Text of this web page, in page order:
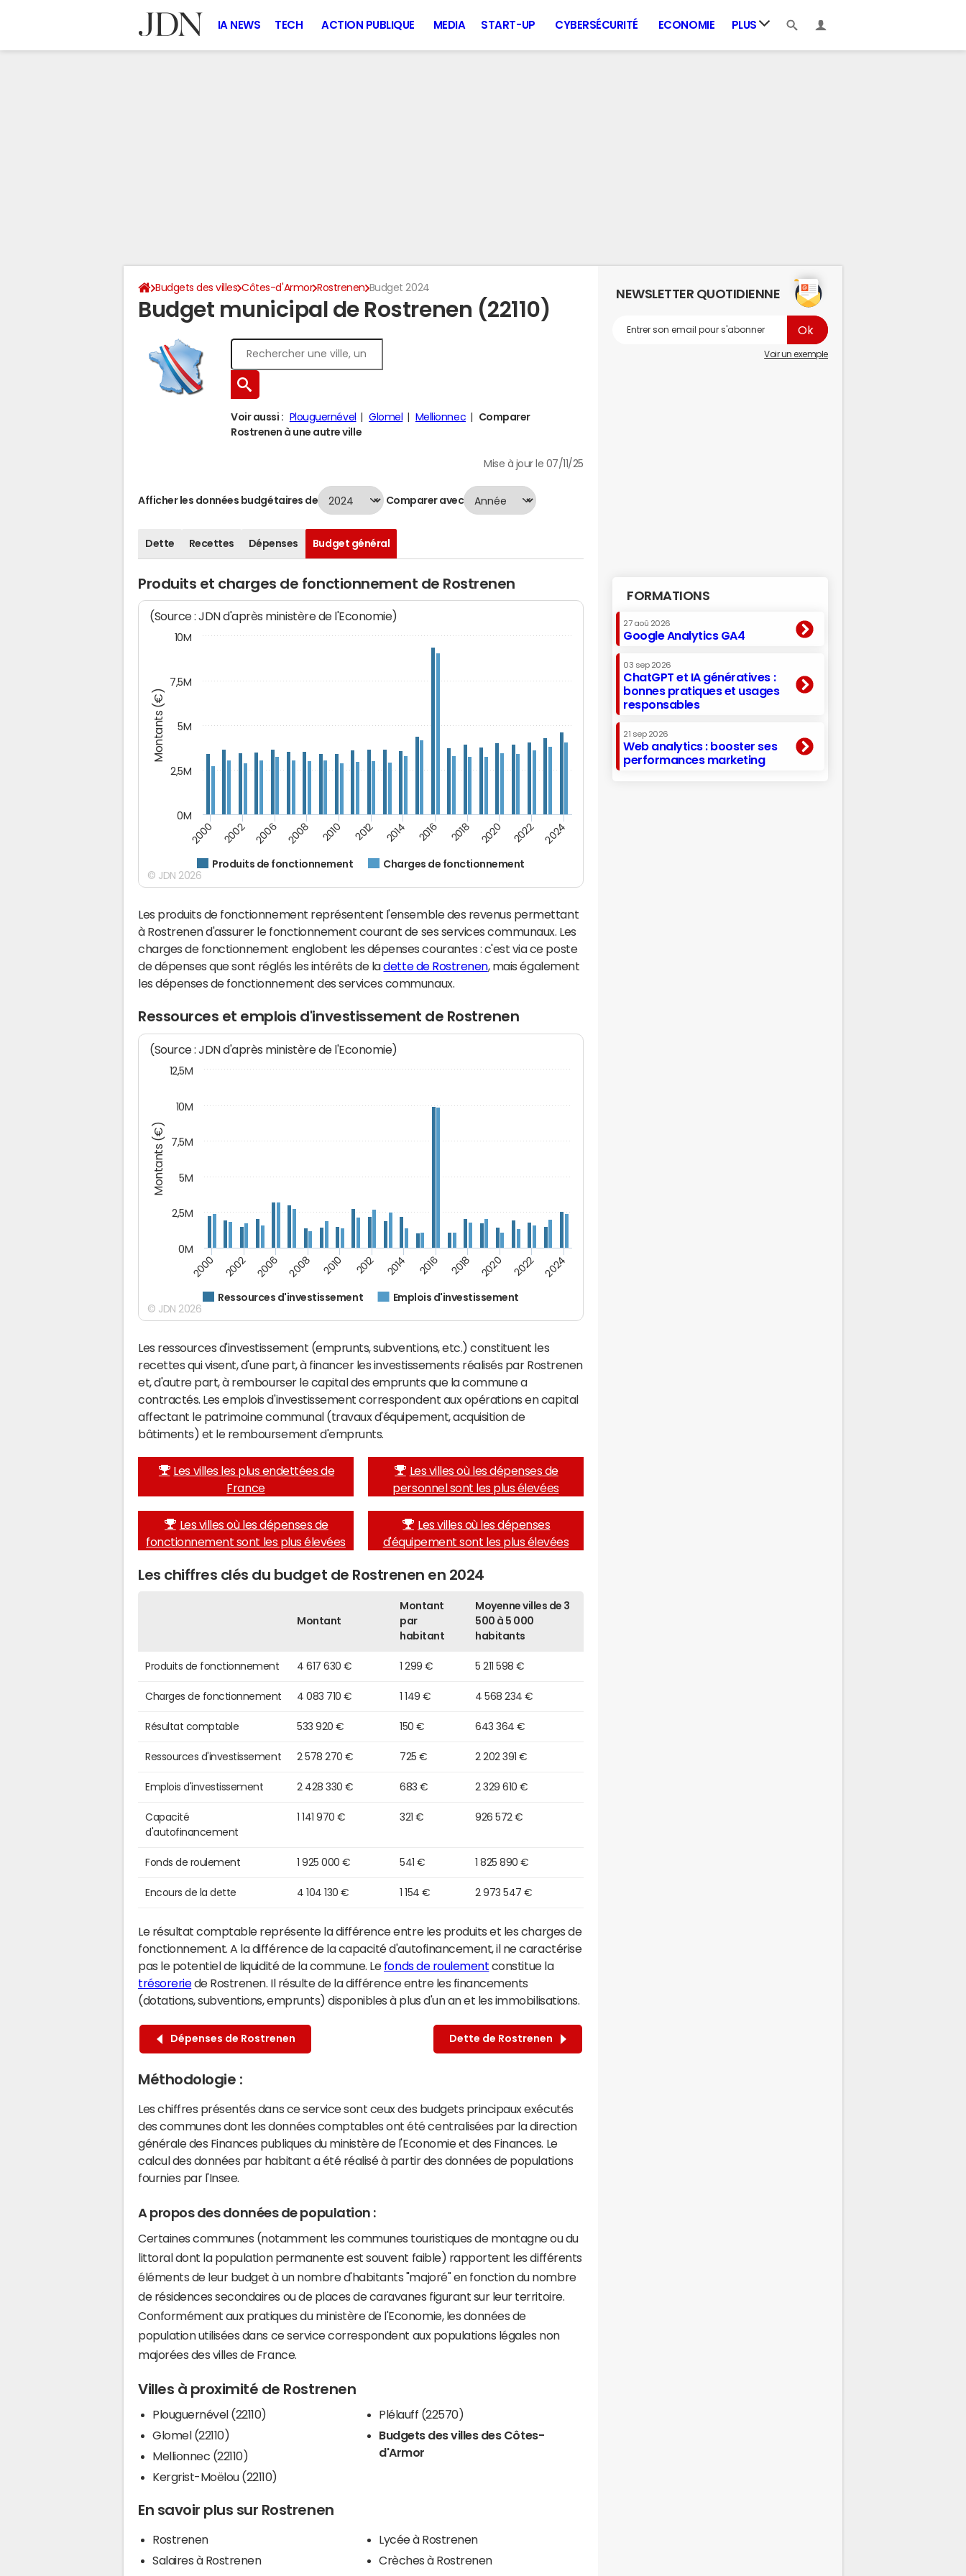
IA NEWS TECH ACTION PUBLIQUE MEDIA START-UP CYBERSÉCURITÉ ECONOMIE PLUS
Budgets des villes Côtes-d'Armor Rostrenen Budget 2024
Budget municipal de Rostrenen (22110)
Voir aussi : Plouguernével Glomel Mellionnec
Comparer
Rostrenen à une autre ville
Mise à jour le 07/11/25
Afficher les données budgétaires de Comparer avec
Dette Recettes Dépenses Budget général
Produits et charges de fonctionnement de Rostrenen
Montants (€)
(Source : JDN d'après ministère de l'Economie)
Produits de fonctionnement Charges de fonctionnement
2000 2002 2006 2008 2010 2012 2014 2016 2018 2020 2022 2024
0M
2,5M
5M
7,5M
10M
© JDN 2026
Les produits de fonctionnement représentent l'ensemble des revenus permettant
à Rostrenen d'assurer le fonctionnement courant de ses services communaux. Les
charges de fonctionnement englobent les dépenses courantes : c'est via ce poste
de dépenses que sont réglés les intérêts de ladette de Rostrenen, mais également
les dépenses de fonctionnement des services communaux.
Ressources et emplois d'investissement de Rostrenen
Montants (€)
(Source : JDN d'après ministère de l'Economie)
Ressources d'investissement Emplois d'investissement
2000 2002 2006 2008 2010 2012 2014 2016 2018 2020 2022 2024
0M
2,5M
5M
7,5M
10M
12,5M
© JDN 2026
Les ressources d'investissement (emprunts, subventions, etc.) constituent les
recettes qui visent, d'une part, à financer les investissements réalisés par Rostrenen
et, d'autre part, à rembourser le capital des emprunts que la commune a
contractés. Les emplois d'investissement correspondent aux opérations en capital
affectant le patrimoine communal (travaux d'équipement, acquisition de
bâtiments) et le remboursement d'emprunts.
Les villes les plus endettées de
France
Les villes où les dépenses de
personnel sont les plus élevées
Les villes où les dépenses de
fonctionnement sont les plus élevées
Les villes où les dépenses
d'équipement sont les plus élevées
Les chiffres clés du budget de Rostrenen en 2024
Montant
Montant
par
habitant
Moyenne villes de 3
500 à 5 000
habitants
Produits de fonctionnement 4 617 630 € 1 299 € 5 211 598 €
Charges de fonctionnement 4 083 710 € 1 149 € 4 568 234 €
Résultat comptable 533 920 € 150 € 643 364 €
Ressources d'investissement 2 578 270 € 725 € 2 202 391 €
Emplois d'investissement 2 428 330 € 683 € 2 329 610 €
Capacité
d'autofinancement
1 141 970 € 321 € 926 572 €
Fonds de roulement 1 925 000 € 541 € 1 825 890 €
Encours de la dette 4 104 130 € 1 154 € 2 973 547 €
Le résultat comptable représente la différence entre les produits et les charges de
fonctionnement. A la différence de la capacité d'autofinancement, il ne caractérise
pas le potentiel de liquidité de la commune. Le fonds de roulement constitue la
trésoreriede Rostrenen. Il résulte de la différence entre les financements
(dotations, subventions, emprunts) disponibles à plus d'un an et les immobilisations.
Dépenses de Rostrenen Dette de Rostrenen
Méthodologie :
Les chiffres présentés dans ce service sont ceux des budgets principaux exécutés
des communes dont les données comptables ont été centralisées par la direction
générale des Finances publiques du ministère de l'Economie et des Finances. Le
calcul des données par habitant a été réalisé à partir des données de populations
fournies par l'Insee.
A propos des données de population :
Certaines communes (notamment les communes touristiques de montagne ou du
littoral dont la population permanente est souvent faible) rapportent les différents
éléments de leur budget à un nombre d'habitants "majoré" en fonction du nombre
de résidences secondaires ou de places de caravanes figurant sur leur territoire.
Conformément aux pratiques du ministère de l'Economie, les données de
population utilisées dans ce service correspondent aux populations légales non
majorées des villes de France.
Villes à proximité de Rostrenen
Plouguernével (22110)
Glomel (22110)
Mellionnec (22110)
Kergrist-Moëlou (22110)
Plélauff (22570)
Budgets des villes des Côtes-
d'Armor
En savoir plus sur Rostrenen
Rostrenen
Salaires à Rostrenen
Lycée à Rostrenen
Crèches à Rostrenen
NEWSLETTER QUOTIDIENNE
Voir un exemple
FORMATIONS
27 aoû 2026
Google Analytics GA4
03 sep 2026
ChatGPT et IA génératives :
bonnes pratiques et usages
responsables
21 sep 2026
Web analytics : booster ses
performances marketing